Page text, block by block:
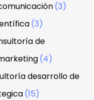
(3)
(3)
de
(4)
desarrollo de
(15)